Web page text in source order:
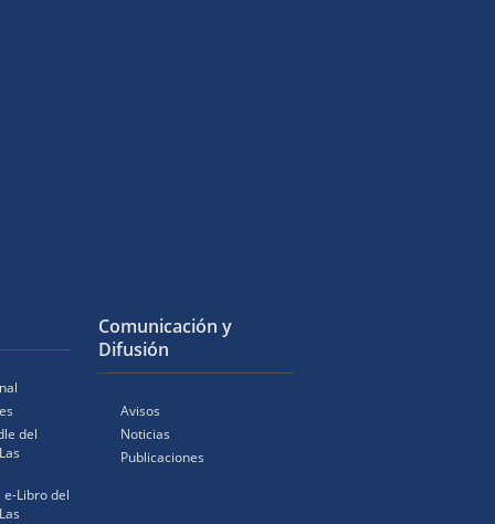
del
Libro del
Comunicación y
Difusión
Avisos
Noticias
Publicaciones